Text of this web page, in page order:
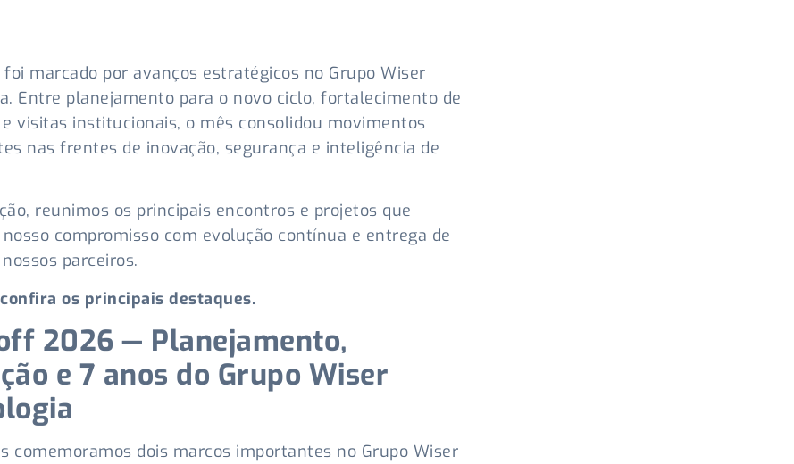
foi marcado por avanços estratégicos no Grupo Wiser
Entre planejamento para o novo ciclo, fortalecimento de
visitas institucionais, o mês consolidou movimentos
nas frentes de inovação, segurança e inteligência de
reunimos os principais encontros e projetos que
compromisso com evolução contínua e entrega de
parceiros.
os principais destaques.
2026 — Planejamento,
e 7 anos do Grupo Wiser
comemoramos dois marcos importantes no Grupo Wiser